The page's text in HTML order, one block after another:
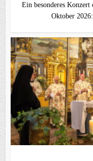
Ein besonderes Konzert
Oktober